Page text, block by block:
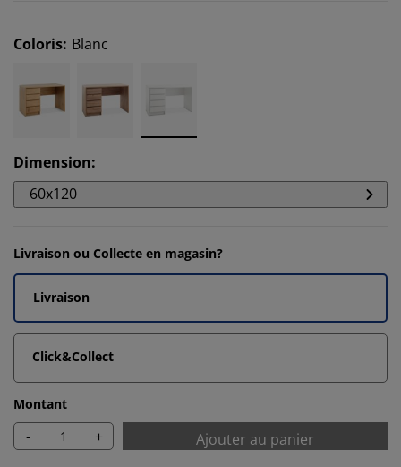
Coloris: Blanc
Dimension:
60x120
Livraison ou Collecte en magasin?
Livraison
Click&Collect
Montant
- + Ajouter au panier